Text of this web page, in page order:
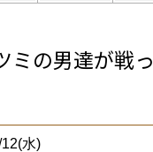
ミの男達が戦っ
水)